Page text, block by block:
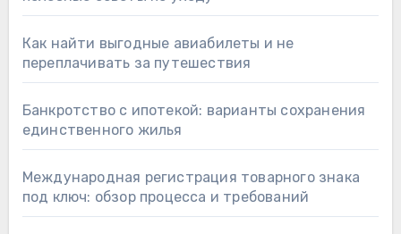
Как найти выгодные авиабилеты и не
переплачивать за путешествия
Банкротство с ипотекой: варианты сохранения
единственного жилья
Международная регистрация товарного знака
под ключ: обзор процесса и требований